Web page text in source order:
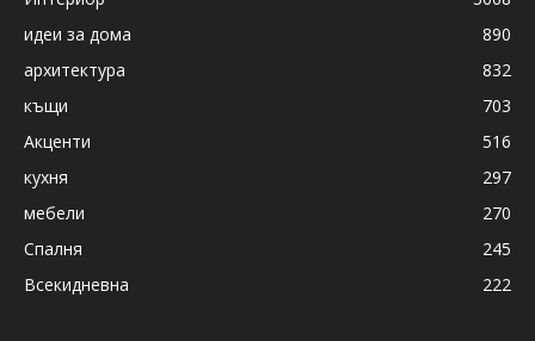
идеи за дома
890
архитектура
832
къщи
703
Акценти
516
кухня
297
мебели
270
Спалня
245
Всекидневна
222